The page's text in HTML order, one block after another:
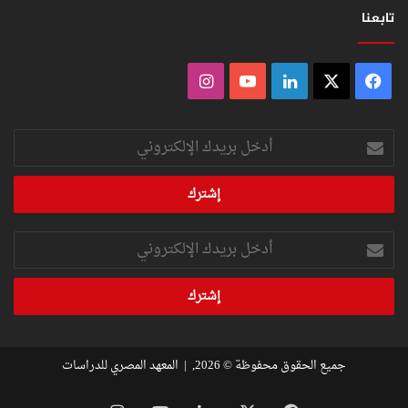
تابعنا
فيسبوك لينكدإن‫YouTubeانستقرام
أدخل
بريدك
الإلكتروني
أدخل
بريدك
الإلكتروني
جميع الحقوق محفوظة © 2026, | المعهد المصري للدراسات